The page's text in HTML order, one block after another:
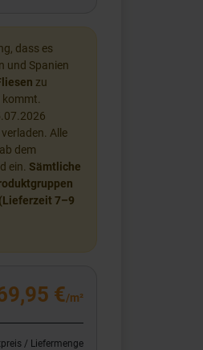
dass es
und Spanien
zu
Alle
dem
ein. Sämtliche
7–9
€/m²
/ Liefermenge